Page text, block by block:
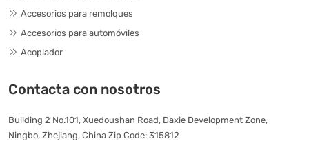
Accesorios para remolques
Accesorios para automóviles
Acoplador
Contacta con nosotros
Building 2 No.101, Xuedoushan Road, Daxie Development Zone,
Ningbo, Zhejiang, China Zip Code: 315812